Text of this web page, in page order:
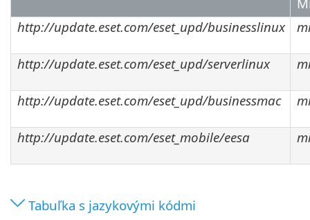
http://update.eset.com/eset_upd/businesslinux
http://update.eset.com/eset_upd/serverlinux
http://update.eset.com/eset_upd/businessmac
http://update.eset.com/eset_mobile/eesa
Tabuľka s jazykovými kódmi